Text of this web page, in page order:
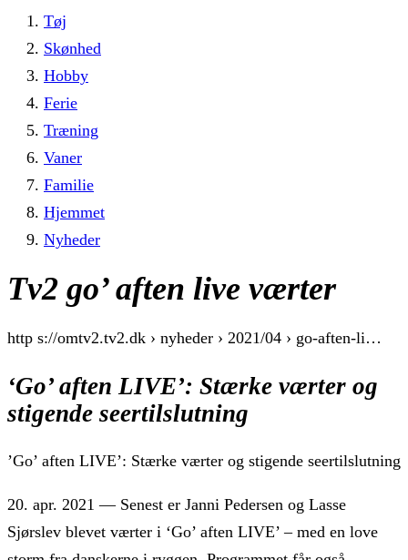
Tøj
Skønhed
Hobby
Ferie
Træning
Vaner
Familie
Hjemmet
Nyheder
Tv2 go’ aften live værter
http s://omtv2.tv2.dk › nyheder › 2021/04 › go-aften-li…
‘Go’ aften LIVE’: Stærke værter og
stigende seertilslutning
’Go’ aften LIVE’: Stærke værter og stigende seertilslutning
20. apr. 2021 — Senest er Janni Pedersen og Lasse
Sjørslev blevet værter i ‘Go’ aften LIVE’ – med en love